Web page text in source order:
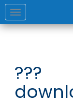
Toggle
navigation
???